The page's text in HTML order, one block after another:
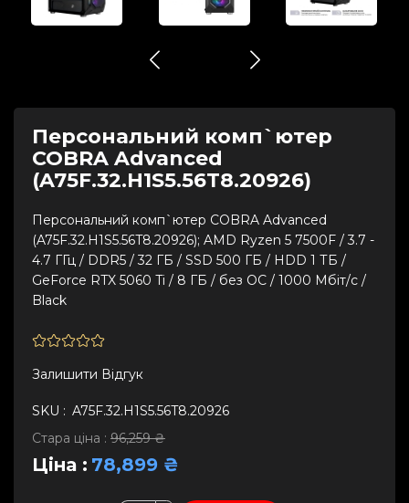
Персональний комп`ютер
COBRA Advanced
(A75F.32.H1S5.56T8.20926)
Персональний комп`ютер COBRA Advanced
(A75F.32.H1S5.56T8.20926); AMD Ryzen 5 7500F / 3.7 -
4.7 ГГц / DDR5 / 32 ГБ / SSD 500 ГБ / HDD 1 ТБ /
GeForce RTX 5060 Ti / 8 ГБ / без ОС / 1000 Мбіт/с /
Black
Залишити Вiдгук
SKU : A75F.32.H1S5.56T8.20926
Стара ціна : 96,259 ₴
Ціна : 78,899 ₴